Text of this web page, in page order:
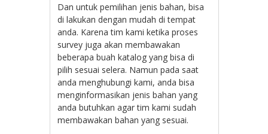
Dan untuk pemilihan jenis bahan, bisa
di lakukan dengan mudah di tempat
anda. Karena tim kami ketika proses
survey juga akan membawakan
beberapa buah katalog yang bisa di
pilih sesuai selera. Namun pada saat
anda menghubungi kami, anda bisa
menginformasikan jenis bahan yang
anda butuhkan agar tim kami sudah
membawakan bahan yang sesuai.